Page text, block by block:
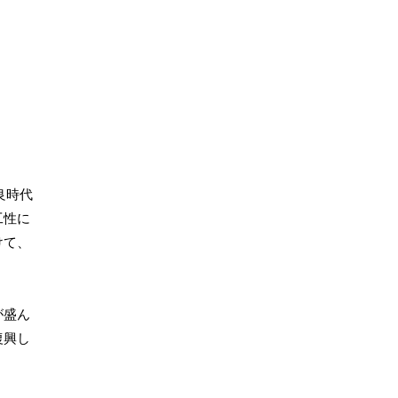
時代
性に
、
盛ん
し